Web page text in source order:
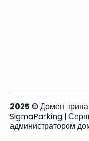
2025 © Домен
SigmaParking |
администратором